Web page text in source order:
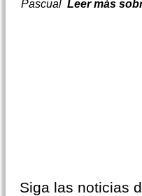
Pascual Leer más
Siga las noticias